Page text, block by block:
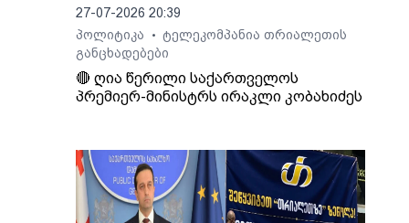
27-07-2026 20:39
პოლიტიკა
•
ტელეკომპანია თრიალეთის
განცხადებები
🔴 ღია წერილი საქართველოს
პრემიერ-მინისტრს ირაკლი კობახიძეს